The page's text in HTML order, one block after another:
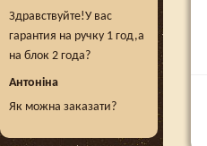
Здравствуйте!У вас
гарантия на ручку 1 год,а
на блок 2 года?
Антоніна
Як можна заказати?